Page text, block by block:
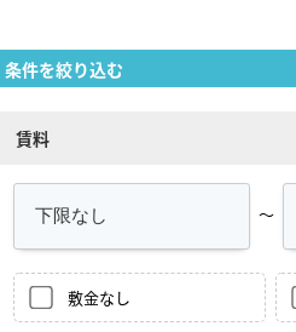
条件を絞り込む
賃料
～
敷金なし